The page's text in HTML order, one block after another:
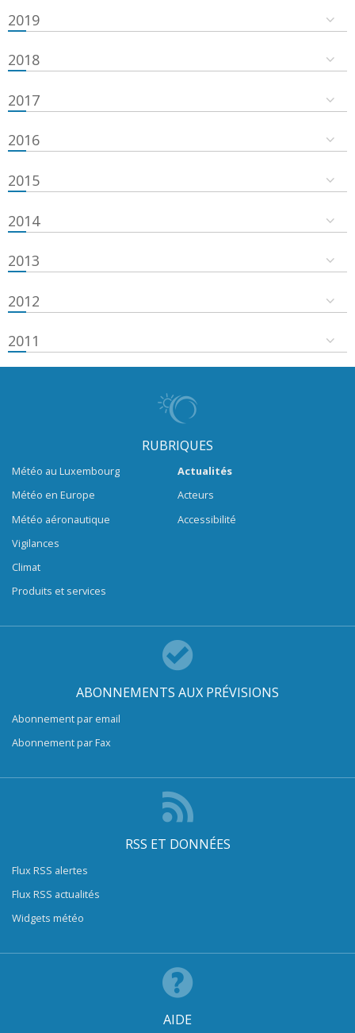
2019
2018
2017
2016
2015
2014
2013
2012
2011
RUBRIQUES
Météo au Luxembourg
Météo en Europe
Météo aéronautique
Vigilances
Climat
Produits et services
Actualités
Acteurs
Accessibilité
ABONNEMENTS AUX PRÉVISIONS
Abonnement par email
Abonnement par Fax
RSS ET DONNÉES
Flux RSS alertes
Flux RSS actualités
Widgets météo
AIDE